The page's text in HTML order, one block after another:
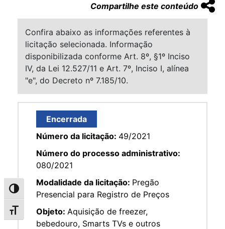
Alternar alto contraste
Alternar tamanho da fonte
Compartilhe este conteúdo
Confira abaixo as informações referentes à
licitação selecionada. Informação
disponibilizada conforme Art. 8º, §1º Inciso
IV, da Lei 12.527/11 e Art. 7º, Inciso I, alínea
"e", do Decreto nº 7.185/10.
Encerrada
Número da licitação: 49/2021
Número do processo administrativo:
080/2021
Modalidade da licitação: Pregão
Presencial para Registro de Preços
Objeto: Aquisição de freezer,
bebedouro, Smarts TVs e outros